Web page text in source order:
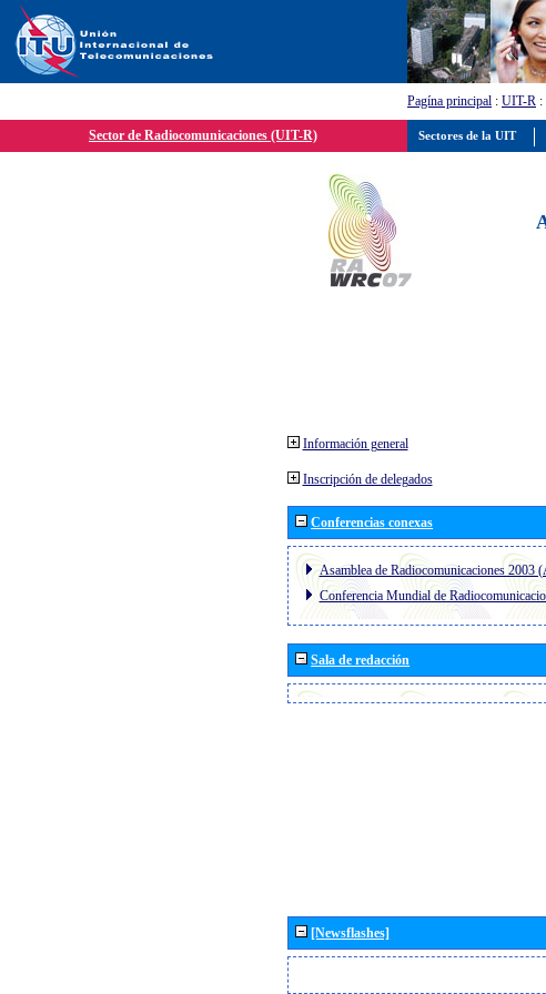
Pagína principal : UIT-R :
Sector de Radiocomunicaciones (UIT-R)
Información general
Inscripción de delegados
Conferencias conexas
Asamblea de Radiocomunicaciones 2003
Conferencia Mundial de
Sala de redacción
[Newsflashes]
Sectores de la UIT